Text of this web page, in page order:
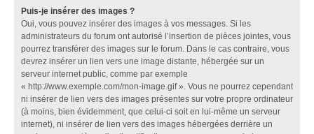
Puis-je insérer des images ?
Oui, vous pouvez insérer des images à vos messages. Si les
administrateurs du forum ont autorisé l’insertion de pièces jointes, vous
pourrez transférer des images sur le forum. Dans le cas contraire, vous
devrez insérer un lien vers une image distante, hébergée sur un
serveur internet public, comme par exemple
« http://www.exemple.com/mon-image.gif ». Vous ne pourrez cependant
ni insérer de lien vers des images présentes sur votre propre ordinateur
(à moins, bien évidemment, que celui-ci soit en lui-même un serveur
internet), ni insérer de lien vers des images hébergées derrière un